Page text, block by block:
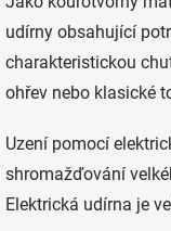
udírny obsahující
charakteristickou
ohřev nebo klasické
Uzení pomocí
shromažďování
Elektrická udírna je